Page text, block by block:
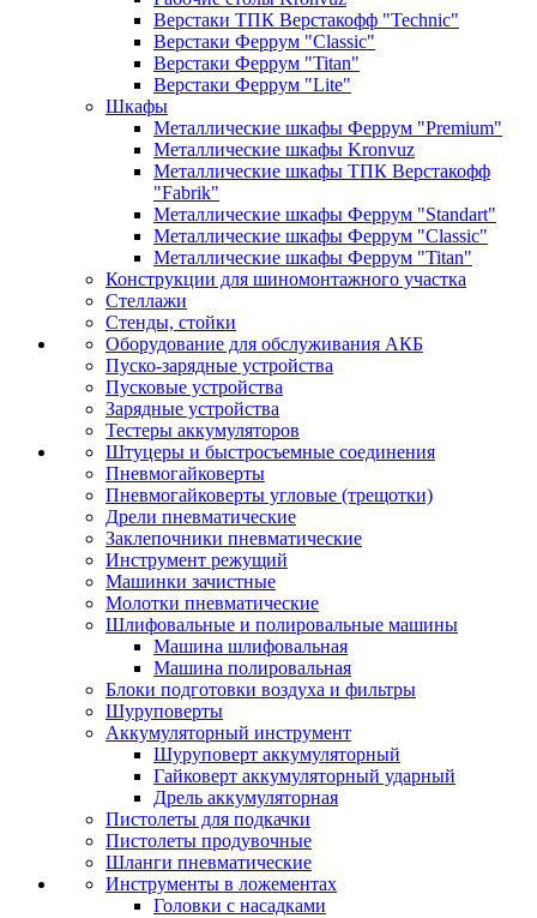
Верстаки ТПК Верстакофф "Technic"
Верстаки Феррум "Classic"
Верстаки Феррум "Titan"
Верстаки Феррум "Lite"
Шкафы
Металлические шкафы Феррум "Premium"
Металлические шкафы Kronvuz
Металлические шкафы ТПК Верстакофф
"Fabrik"
Металлические шкафы Феррум "Standart"
Металлические шкафы Феррум "Classic"
Металлические шкафы Феррум "Titan"
Конструкции для шиномонтажного участка
Стеллажи
Стенды, стойки
Оборудование для обслуживания АКБ
Пуско-зарядные устройства
Пусковые устройства
Зарядные устройства
Тестеры аккумуляторов
Штуцеры и быстросъемные соединения
Пневмогайковерты
Пневмогайковерты угловые (трещотки)
Дрели пневматические
Заклепочники пневматические
Инструмент режущий
Машинки зачистные
Молотки пневматические
Шлифовальные и полировальные машины
Машина шлифовальная
Машина полировальная
Блоки подготовки воздуха и фильтры
Шуруповерты
Аккумуляторный инструмент
Шуруповерт аккумуляторный
Гайковерт аккумуляторный ударный
Дрель аккумуляторная
Пистолеты для подкачки
Пистолеты продувочные
Шланги пневматические
Инструменты в ложементах
Головки с насадками